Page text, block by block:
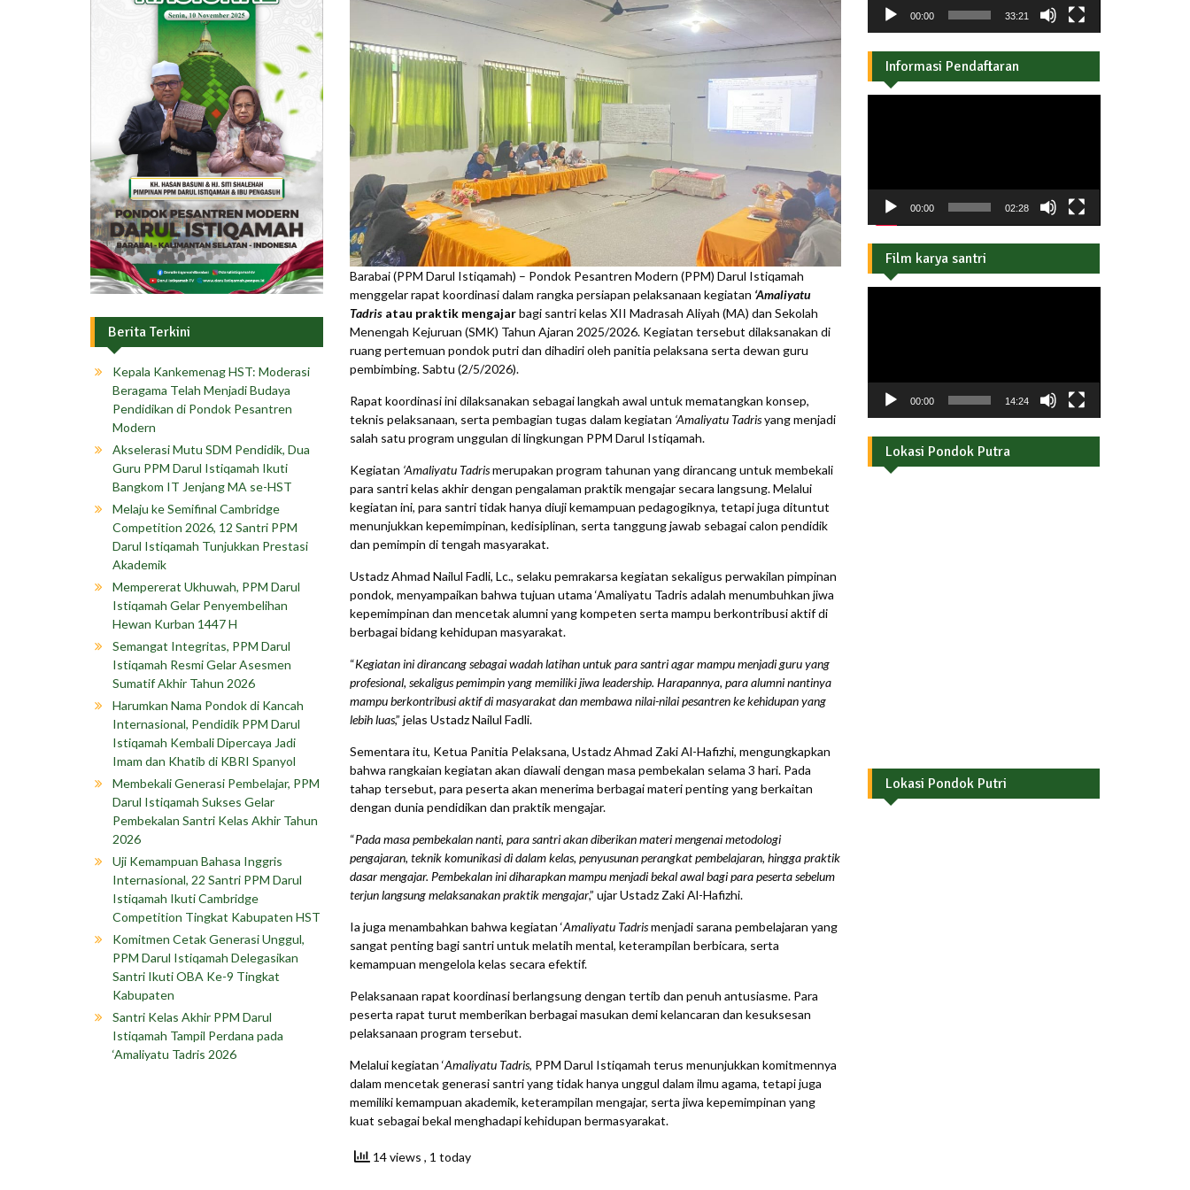
Barabai (PPM Darul Istiqamah) – Pondok Pesantren Modern (PPM) Darul Istiqamah
menggelar rapat koordinasi dalam rangka persiapan pelaksanaan kegiatan ‘Amaliyatu
Tadrisatau praktik mengajarbagi santri kelas XII Madrasah Aliyah (MA) dan Sekolah
Menengah Kejuruan (SMK) Tahun Ajaran 2025/2026. Kegiatan tersebut dilaksanakan di
ruang pertemuan pondok putri dan dihadiri oleh panitia pelaksana serta dewan guru
pembimbing. Sabtu (2/5/2026).
Rapat koordinasi ini dilaksanakan sebagai langkah awal untuk mematangkan konsep,
teknis pelaksanaan, serta pembagian tugas dalam kegiatan ‘Amaliyatu Tadrisyang menjadi
salah satu program unggulan di lingkungan PPM Darul Istiqamah.
Kegiatan ‘Amaliyatu Tadrismerupakan program tahunan yang dirancang untuk membekali
para santri kelas akhir dengan pengalaman praktik mengajar secara langsung. Melalui
kegiatan ini, para santri tidak hanya diuji kemampuan pedagogiknya, tetapi juga dituntut
menunjukkan kepemimpinan, kedisiplinan, serta tanggung jawab sebagai calon pendidik
dan pemimpin di tengah masyarakat.
Ustadz Ahmad Nailul Fadli, Lc., selaku pemrakarsa kegiatan sekaligus perwakilan pimpinan
pondok, menyampaikan bahwa tujuan utama ‘Amaliyatu Tadris adalah menumbuhkan jiwa
kepemimpinan dan mencetak alumni yang kompeten serta mampu berkontribusi aktif di
berbagai bidang kehidupan masyarakat.
“Kegiatan ini dirancang sebagai wadah latihan untuk para santri agar mampu menjadi guru yang
profesional, sekaligus pemimpin yang memiliki jiwa leadership. Harapannya, para alumni nantinya
mampu berkontribusi aktif di masyarakat dan membawa nilai-nilai pesantren ke kehidupan yang
lebih luas,” jelas Ustadz Nailul Fadli.
Sementara itu, Ketua Panitia Pelaksana, Ustadz Ahmad Zaki Al-Hafizhi, mengungkapkan
bahwa rangkaian kegiatan akan diawali dengan masa pembekalan selama 3 hari. Pada
tahap tersebut, para peserta akan menerima berbagai materi penting yang berkaitan
dengan dunia pendidikan dan praktik mengajar.
“Pada masa pembekalan nanti, para santri akan diberikan materi mengenai metodologi
pengajaran, teknik komunikasi di dalam kelas, penyusunan perangkat pembelajaran, hingga praktik
dasar mengajar. Pembekalan ini diharapkan mampu menjadi bekal awal bagi para peserta sebelum
terjun langsung melaksanakan praktik mengajar,” ujar Ustadz Zaki Al-Hafizhi.
Ia juga menambahkan bahwa kegiatan ‘Amaliyatu Tadrismenjadi sarana pembelajaran yang
sangat penting bagi santri untuk melatih mental, keterampilan berbicara, serta
kemampuan mengelola kelas secara efektif.
Pelaksanaan rapat koordinasi berlangsung dengan tertib dan penuh antusiasme. Para
peserta rapat turut memberikan berbagai masukan demi kelancaran dan kesuksesan
pelaksanaan program tersebut.
Melalui kegiatan ‘Amaliyatu Tadris, PPM Darul Istiqamah terus menunjukkan komitmennya
dalam mencetak generasi santri yang tidak hanya unggul dalam ilmu agama, tetapi juga
memiliki kemampuan akademik, keterampilan mengajar, serta jiwa kepemimpinan yang
kuat sebagai bekal menghadapi kehidupan bermasyarakat.
14 views , 1 today
Berita Terkini
Kepala Kankemenag HST: Moderasi
Beragama Telah Menjadi Budaya
Pendidikan di Pondok Pesantren
Modern
Akselerasi Mutu SDM Pendidik, Dua
Guru PPM Darul Istiqamah Ikuti
Bangkom IT Jenjang MA se-HST
Melaju ke Semifinal Cambridge
Competition 2026, 12 Santri PPM
Darul Istiqamah Tunjukkan Prestasi
Akademik
Mempererat Ukhuwah, PPM Darul
Istiqamah Gelar Penyembelihan
Hewan Kurban 1447 H
Semangat Integritas, PPM Darul
Istiqamah Resmi Gelar Asesmen
Sumatif Akhir Tahun 2026
Harumkan Nama Pondok di Kancah
Internasional, Pendidik PPM Darul
Istiqamah Kembali Dipercaya Jadi
Imam dan Khatib di KBRI Spanyol
Membekali Generasi Pembelajar, PPM
Darul Istiqamah Sukses Gelar
Pembekalan Santri Kelas Akhir Tahun
2026
Uji Kemampuan Bahasa Inggris
Internasional, 22 Santri PPM Darul
Istiqamah Ikuti Cambridge
Competition Tingkat Kabupaten HST
Komitmen Cetak Generasi Unggul,
PPM Darul Istiqamah Delegasikan
Santri Ikuti OBA Ke-9 Tingkat
Kabupaten
Santri Kelas Akhir PPM Darul
Istiqamah Tampil Perdana pada
‘Amaliyatu Tadris 2026
00:00 33:21
Informasi Pendaftaran
00:00 02:28
Film karya santri
00:00 14:24
Lokasi Pondok Putra
Lokasi Pondok Putri